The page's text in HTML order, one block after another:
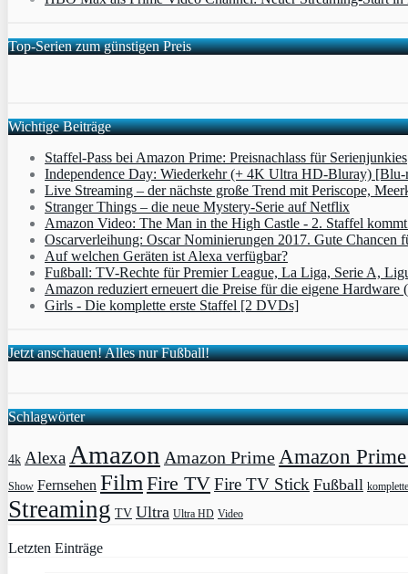
Top-Serien zum günstigen Preis
Wichtige Beiträge
Staffel-Pass bei Amazon Prime: Preisnachlass für Serienjunkies
Independence Day: Wiederkehr (+ 4K Ultra HD-Bluray)
Live Streaming – der nächste große Trend mit Periscope,
Stranger Things – die neue Mystery-Serie auf Netflix
Amazon Video: The Man in the High Castle - 2. Staffel
Oscarverleihung: Oscar Nominierungen 2017. Gute
Auf welchen Geräten ist Alexa verfügbar?
Fußball: TV-Rechte für Premier League, La Liga, Serie A,
Amazon reduziert erneuert die Preise für die eigene
Girls - Die komplette erste Staffel [2 DVDs]
Jetzt anschauen! Alles nur Fußball!
Schlagwörter
4k AlexaAmazon Amazon PrimeAmazon
Show Fernsehen FilmFire TVFire TV Stick Fußball komplette
Streaming TV Ultra Ultra HD Video
Letzten Einträge